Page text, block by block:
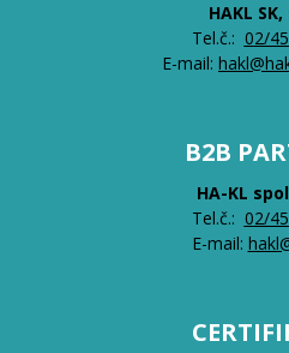
HAKL
Tel.č.: 02/
E-mail:
B2B
HA-KL
Tel.č.: 02/
E-mail: